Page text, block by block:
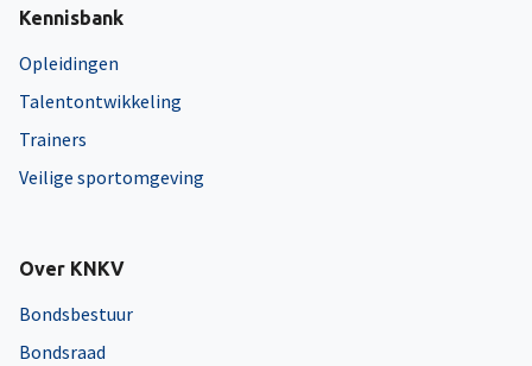
Kennisbank
Opleidingen
Talentontwikkeling
Trainers
Veilige sportomgeving
Over KNKV
Bondsbestuur
Bondsraad